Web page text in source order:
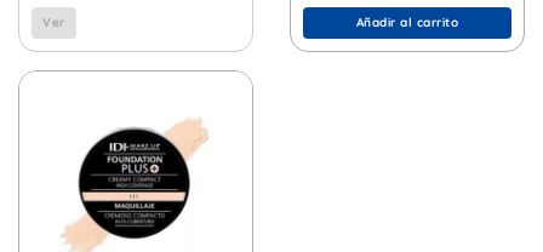
Ver Añadir al carrito